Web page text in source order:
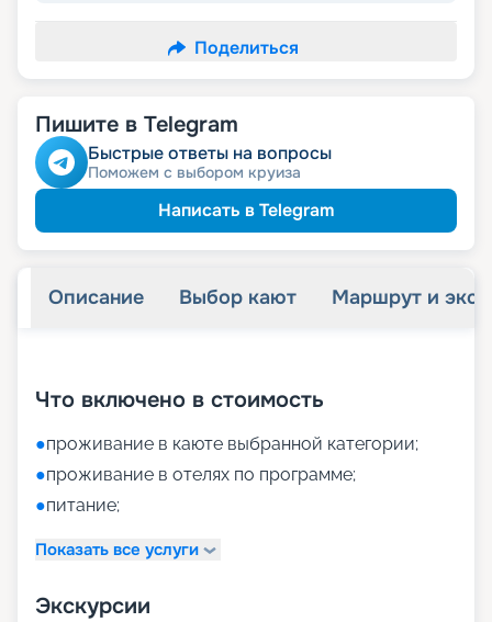
Поделиться
Пишите в Telegram
Быстрые ответы на вопросы
Поможем с выбором круиза
Написать в Telegram
Описание Выбор кают Маршрут и
Что включено в стоимость
●проживание в каюте выбранной категории;
●проживание в отелях по программе;
●питание;
Показать все услуги
Экскурсии